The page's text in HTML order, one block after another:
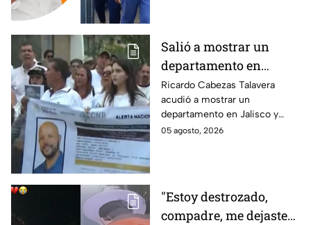
Salió a mostrar un
departamento en
Zapopan y no volvió a
casa: Buscan a Ricardo
Cabezas Talavera en
Jalisco
Ricardo Cabezas Talavera
acudió a mostrar un
departamento en Jalisco y
después desapareció;
05 agosto, 2026
"Estoy destrozado,
compadre, me dejaste":